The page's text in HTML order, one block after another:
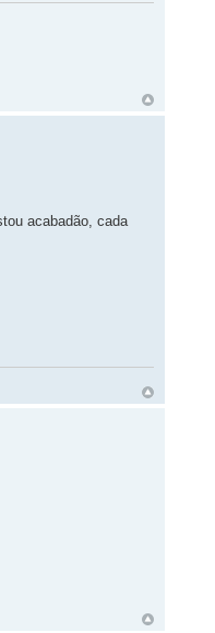
acabadão, cada